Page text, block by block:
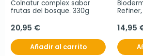
Colnatur complex sabor
frutas del bosque. 330g
20,95 €
Añadir al carrito
14,95